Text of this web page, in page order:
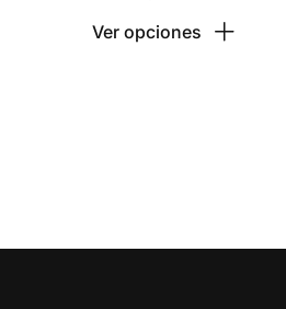
precios:
Ver opciones